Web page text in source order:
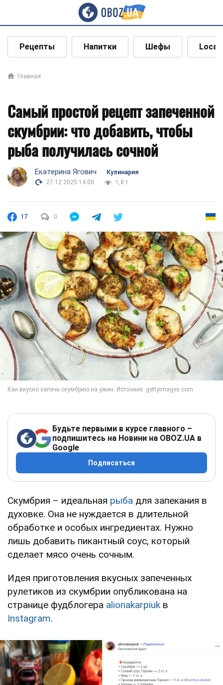
Рецепты Напитки Шефы Local
Главная
Самый простой рецепт запеченной
скумбрии: что добавить, чтобы
рыба получилась сочной
Екатерина Ягович
Кулинария
27.12.2025 14:00
1,8 т.
17 0
Будьте первыми в курсе главного –
подпишитесь на Новини на OBOZ.UA в
Google
Подписаться
Скумбрия – идеальная рыба для запекания в
духовке. Она не нуждается в длительной
обработке и особых ингредиентах. Нужно
лишь добавить пикантный соус, который
сделает мясо очень сочным.
Идея приготовления вкусных запеченных
рулетиков из скумбрии опубликована на
странице фудблогера alionakarpiuk в
Instagram.